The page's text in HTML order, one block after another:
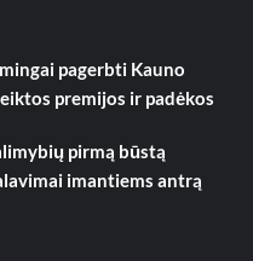
pagerbti Kauno
premijos ir padėkos
pirmą būstą
imantiems antrą